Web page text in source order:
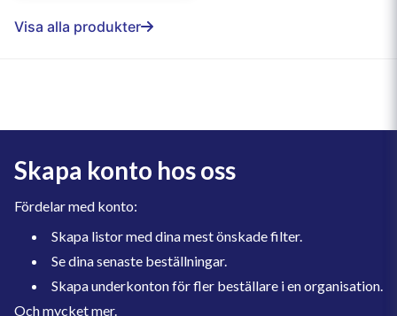
Visa alla produkter
Skapa konto hos oss
Fördelar med konto:
Skapa listor med dina mest önskade filter.
Se dina senaste beställningar.
Skapa underkonton för fler beställare i en organisation.
Och mycket mer.